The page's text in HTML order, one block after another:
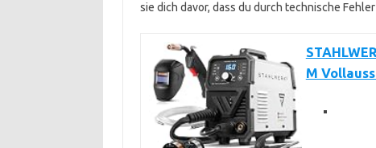
sie dich davor, dass du durch technische
M